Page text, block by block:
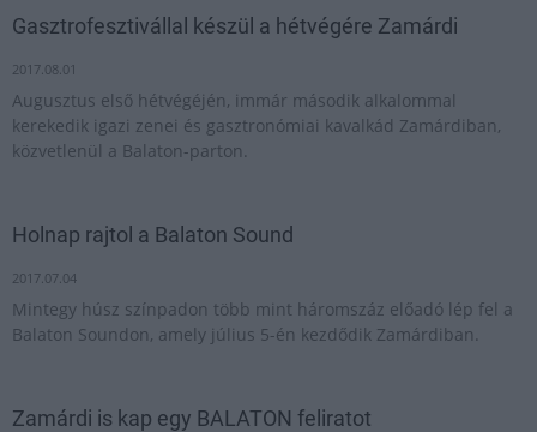
Gasztrofesztivállal készül a hétvégére Zamárdi
2017.08.01
Augusztus első hétvégéjén, immár második alkalommal
kerekedik igazi zenei és gasztronómiai kavalkád Zamárdiban,
közvetlenül a Balaton-parton.
Holnap rajtol a Balaton Sound
2017.07.04
Mintegy húsz színpadon több mint háromszáz előadó lép fel a
Balaton Soundon, amely július 5-én kezdődik Zamárdiban.
Zamárdi is kap egy BALATON feliratot